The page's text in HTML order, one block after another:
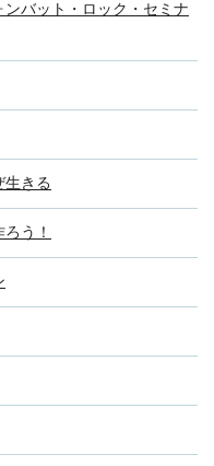
バット・ロック・セミナ
きる
う！